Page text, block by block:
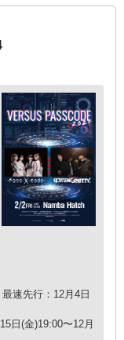
速先⾏：12⽉4⽇
⽇(⾦)19:00〜12⽉